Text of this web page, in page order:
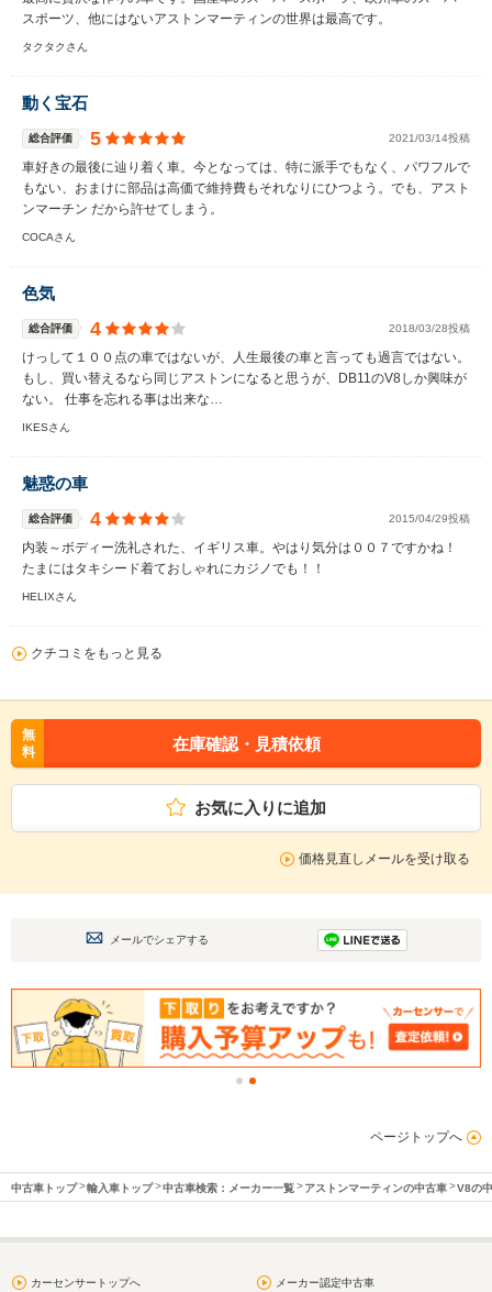
スポーツ、他にはないアストンマーティンの世界は最高です。
タクタクさん
動く宝石
総合評価 5 2021/03/14投稿
車好きの最後に辿り着く車。今となっては、特に派手でもなく、パワフルで
もない、おまけに部品は高価で維持費もそれなりにひつよう。でも、アスト
ンマーチン だから許せてしまう。
COCAさん
色気
総合評価 4 2018/03/28投稿
けっして１００点の車ではないが、人生最後の車と言っても過言ではない。
もし、買い替えるなら同じアストンになると思うが、DB11のV8しか興味が
ない。 仕事を忘れる事は出来な…
IKESさん
魅惑の車
総合評価 4 2015/04/29投稿
内装～ボディー洗礼された、イギリス車。やはり気分は００７ですかね！
たまにはタキシード着ておしゃれにカジノでも！！
HELIXさん
クチコミをもっと見る
無
料
在庫確認・見積依頼
お気に入りに追加
価格見直しメールを受け取る
メールでシェアする
ページトップへ
中古車トップ 輸入車トップ 中古車検索：メーカー一覧 アストンマーティンの中古車 V8の
カーセンサートップへ メーカー認定中古車